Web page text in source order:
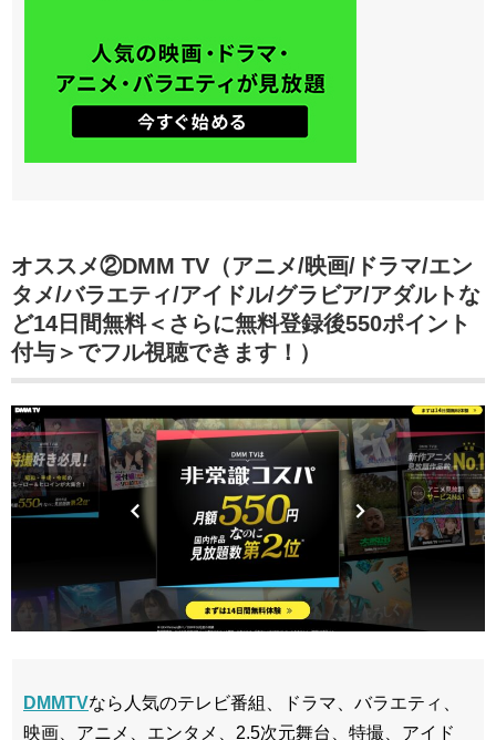
オススメ②DMM TV（アニメ/映画/ドラマ/エン
タメ/バラエティ/アイドル/グラビア/アダルトな
ど14日間無料＜さらに無料登録後550ポイント
付与＞でフル視聴できます！）
DMMTVなら人気のテレビ番組、ドラマ、バラエティ、
映画、アニメ、エンタメ、2.5次元舞台、特撮、アイド